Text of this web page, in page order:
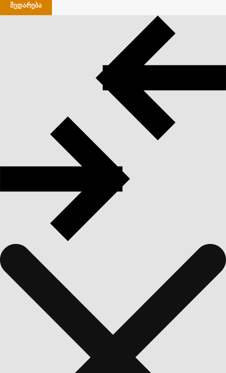
ᲨᲔᲓᲐᲠᲔᲑᲐ